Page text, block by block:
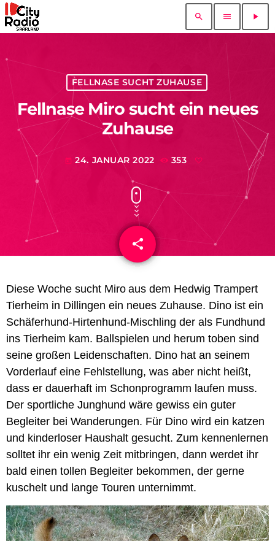
search menu play_arrow
FELLNASE SUCHT ZUHAUSE
Fellnase Miro sucht ein neues
Zuhause
today 24. JANUAR 2022 353
share
email
Diese Woche sucht Miro aus dem Hedwig Trampert
Tierheim in Dillingen ein neues Zuhause. Dino ist ein
Schäferhund-Hirtenhund-Mischling der als Fundhund
ins Tierheim kam. Ballspielen und herum toben sind
seine großen Leidenschaften. Dino hat an seinem
Vorderlauf eine Fehlstellung, was aber nicht heißt,
dass er dauerhaft im Schonprogramm laufen muss.
Der sportliche Junghund wäre gewiss ein guter
Begleiter bei Wanderungen. Für Dino wird ein katzen
und kinderloser Haushalt gesucht. Zum kennenlernen
solltet ihr ein wenig Zeit mitbringen, dann werdet ihr
bald einen tollen Begleiter bekommen, der gerne
kuschelt und lange Touren unternimmt.